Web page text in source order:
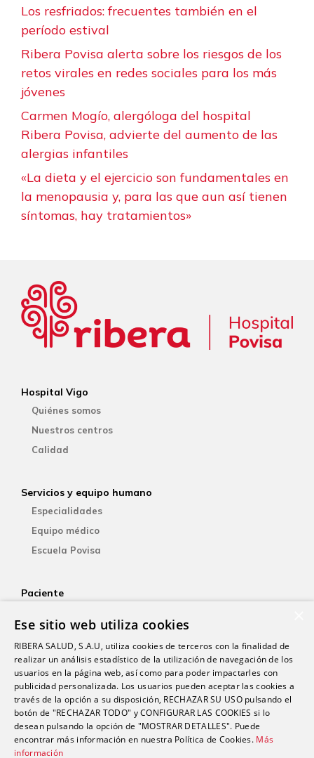
Los resfriados: frecuentes también en el
período estival
Ribera Povisa alerta sobre los riesgos de los
retos virales en redes sociales para los más
jóvenes
Carmen Mogío, alergóloga del hospital
Ribera Povisa, advierte del aumento de las
alergias infantiles
«La dieta y el ejercicio son fundamentales en
la menopausia y, para las que aun así tienen
síntomas, hay tratamientos»
Hospital Vigo
Quiénes somos
Nuestros centros
Calidad
Servicios y equipo humano
Especialidades
Equipo médico
Escuela Povisa
Paciente
YOsalud
Atención al paciente
Guía del paciente
Consentimiento informado
Paciente internacional
Investigación
Ese sitio web utiliza cookies
RIBERA SALUD, S.A.U, utiliza cookies de terceros con la finalidad de
realizar un análisis estadístico de la utilización de navegación de los
usuarios en la página web, así como para poder impactarles con
publicidad personalizada. Los usuarios pueden aceptar las cookies a
través de la opción a su disposición, RECHAZAR SU USO pulsando el
botón de "RECHAZAR TODO" y CONFIGURAR LAS COOKIES si lo
desean pulsando la opción de "MOSTRAR DETALLES". Puede
encontrar más información en nuestra Política de Cookies. Más
información